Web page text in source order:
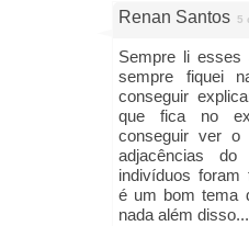
Renan Santos 5
Sempre li esses
sempre fiquei
conseguir
que fica no
conseguir ver o
adjacências do
indivíduos foram
é um bom tema
nada além disso...